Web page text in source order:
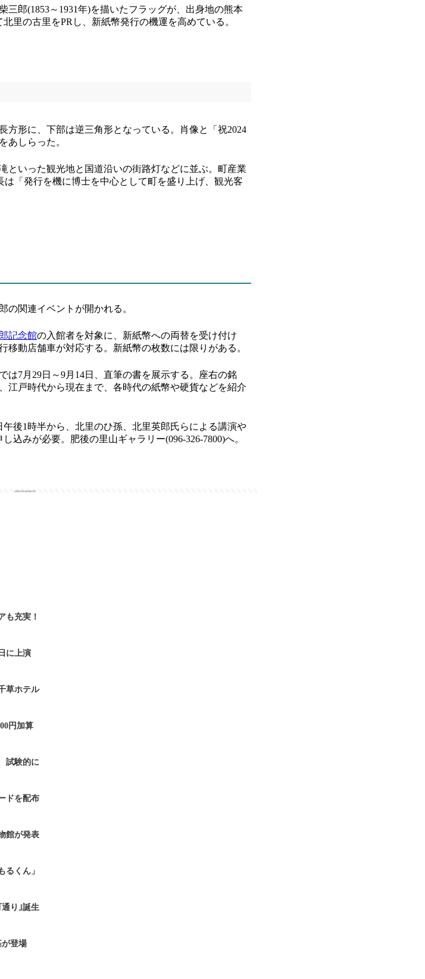
郎(1853～1931年)を描いたフラッグが、出身地の熊本
里の古里をPRし、新紙幣発行の機運を高めている。
形に、下部は逆三角形となっている。肖像と「祝2024
あしらった。
いった観光地と国道沿いの街路灯などに並ぶ。町産業
「発行を機に博士を中心として町を盛り上げ、観光客
関連イベントが開かれる。
記念館の入館者を対象に、新紙幣への両替を受け付け
移動店舗車が対応する。新紙幣の枚数には限りがある。
では7月29日～9月14日、直筆の書を展示する。座右の銘
江戸時代から現在まで、各時代の紙幣や硬貨などを紹介
後1時半から、北里のひ孫、北里英郎氏らによる講演や
込みが必要。肥後の里山ギャラリー(096-326-7800)へ。
advertisement
も充実！
に上演
草ホテル
円加算
試験的に
ドを配布
館が発表
くん」
り｣誕生
が登場